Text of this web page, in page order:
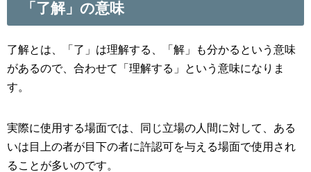
「了解」の意味
了解とは、「了」は理解する、「解」も分かるという意味
があるので、合わせて「理解する」という意味になりま
す。
実際に使用する場面では、同じ立場の人間に対して、ある
いは目上の者が目下の者に許認可を与える場面で使用され
ることが多いのです。